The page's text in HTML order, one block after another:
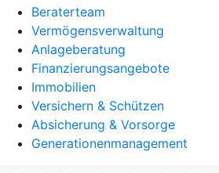
Beraterteam
Vermögensverwaltung
Anlageberatung
Finanzierungsangebote
Immobilien
Versichern & Schützen
Absicherung & Vorsorge
Generationenmanagement